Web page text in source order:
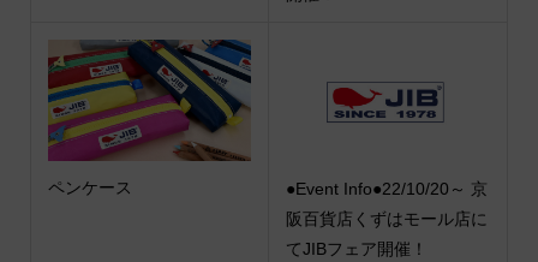
ペンケース
●Event Info●22/10/20～ 京
阪百貨店くずはモール店に
てJIBフェア開催！